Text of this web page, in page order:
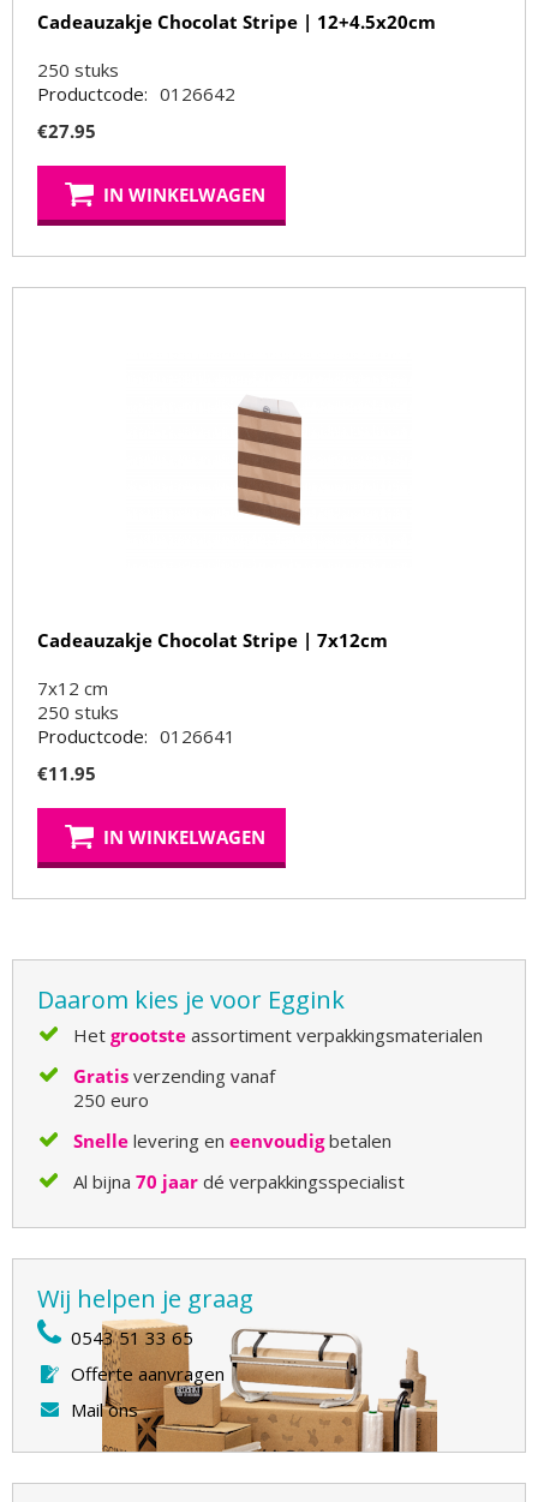
Cadeauzakje Chocolat Stripe | 12+4.5x20cm
250 stuks
Productcode: 0126642
€27.95
IN WINKELWAGEN
Cadeauzakje Chocolat Stripe | 7x12cm
7x12 cm
250 stuks
Productcode: 0126641
€11.95
IN WINKELWAGEN
Daarom kies je voor Eggink
Het grootste assortiment verpakkingsmaterialen
Gratis verzending vanaf
250 euro
Snelle levering en eenvoudigbetalen
Al bijna 70 jaar dé verpakkingsspecialist
Wij helpen je graag
0543 51 33 65
Offerte aanvragen
Mail ons